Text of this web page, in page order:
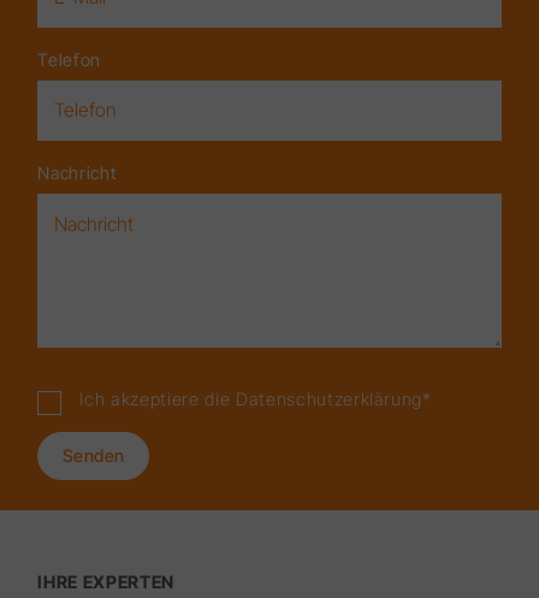
Telefon
Nachricht
Ich akzeptiere die Datenschutzerklärung*
Senden
IHRE EXPERTEN